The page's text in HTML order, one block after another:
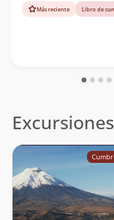
Más reciente Libro de